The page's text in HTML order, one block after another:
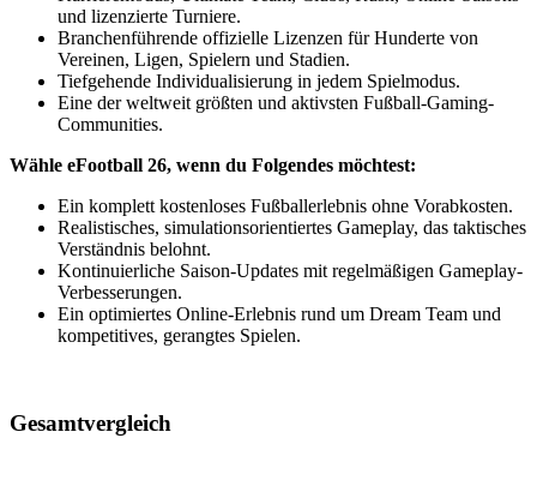
und lizenzierte Turniere.
Branchenführende offizielle Lizenzen für Hunderte von
Vereinen, Ligen, Spielern und Stadien.
Tiefgehende Individualisierung in jedem Spielmodus.
Eine der weltweit größten und aktivsten Fußball-Gaming-
Communities.
Wähle eFootball 26, wenn du Folgendes möchtest:
Ein komplett kostenloses Fußballerlebnis ohne Vorabkosten.
Realistisches, simulationsorientiertes Gameplay, das taktisches
Verständnis belohnt.
Kontinuierliche Saison-Updates mit regelmäßigen Gameplay-
Verbesserungen.
Ein optimiertes Online-Erlebnis rund um Dream Team und
kompetitives, gerangtes Spielen.
Gesamtvergleich